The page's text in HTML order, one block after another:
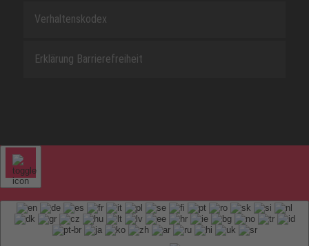
Verhaltenskodex
Erklärung Barrierefreiheit